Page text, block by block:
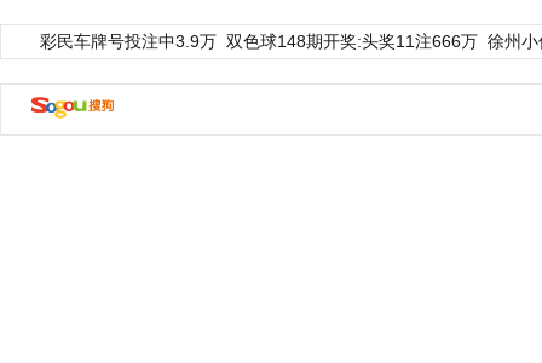
彩民车牌号投注中3.9万 双色球148期开奖:头奖11注666万 徐州